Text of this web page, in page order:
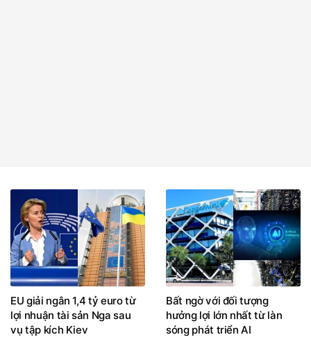
EU giải ngân 1,4 tỷ euro từ
lợi nhuận tài sản Nga sau
vụ tập kích Kiev
Bất ngờ với đối tượng
hưởng lợi lớn nhất từ làn
sóng phát triển AI